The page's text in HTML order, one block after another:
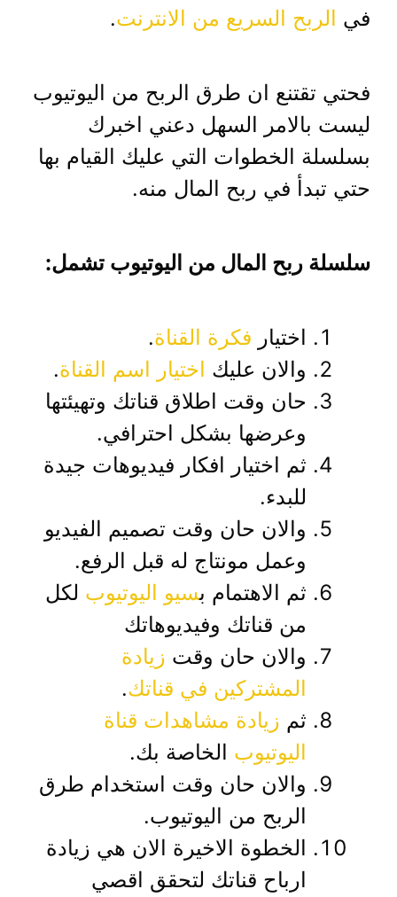
في الربح السريع من الانترنت.
فحتي تقتنع ان طرق الربح من اليوتيوب
ليست بالامر السهل دعني اخبرك
بسلسلة الخطوات التي عليك القيام بها
حتي تبدأ في ربح المال منه.
سلسلة ربح المال من اليوتيوب تشمل:
اختيار فكرة القناة.
والان عليك اختيار اسم القناة.
حان وقت اطلاق قناتك وتهيئتها
وعرضها بشكل احترافي.
ثم اختيار افكار فيديوهات جيدة
للبدء.
والان حان وقت تصميم الفيديو
وعمل مونتاج له قبل الرفع.
ثم الاهتمام بسيو اليوتيوب لكل
من قناتك وفيديوهاتك
والان حان وقت زيادة
المشتركين في قناتك.
ثم زيادة مشاهدات قناة
اليوتيوب الخاصة بك.
والان حان وقت استخدام طرق
الربح من اليوتيوب.
الخطوة الاخيرة الان هي زيادة
ارباح قناتك لتحقق اقصي